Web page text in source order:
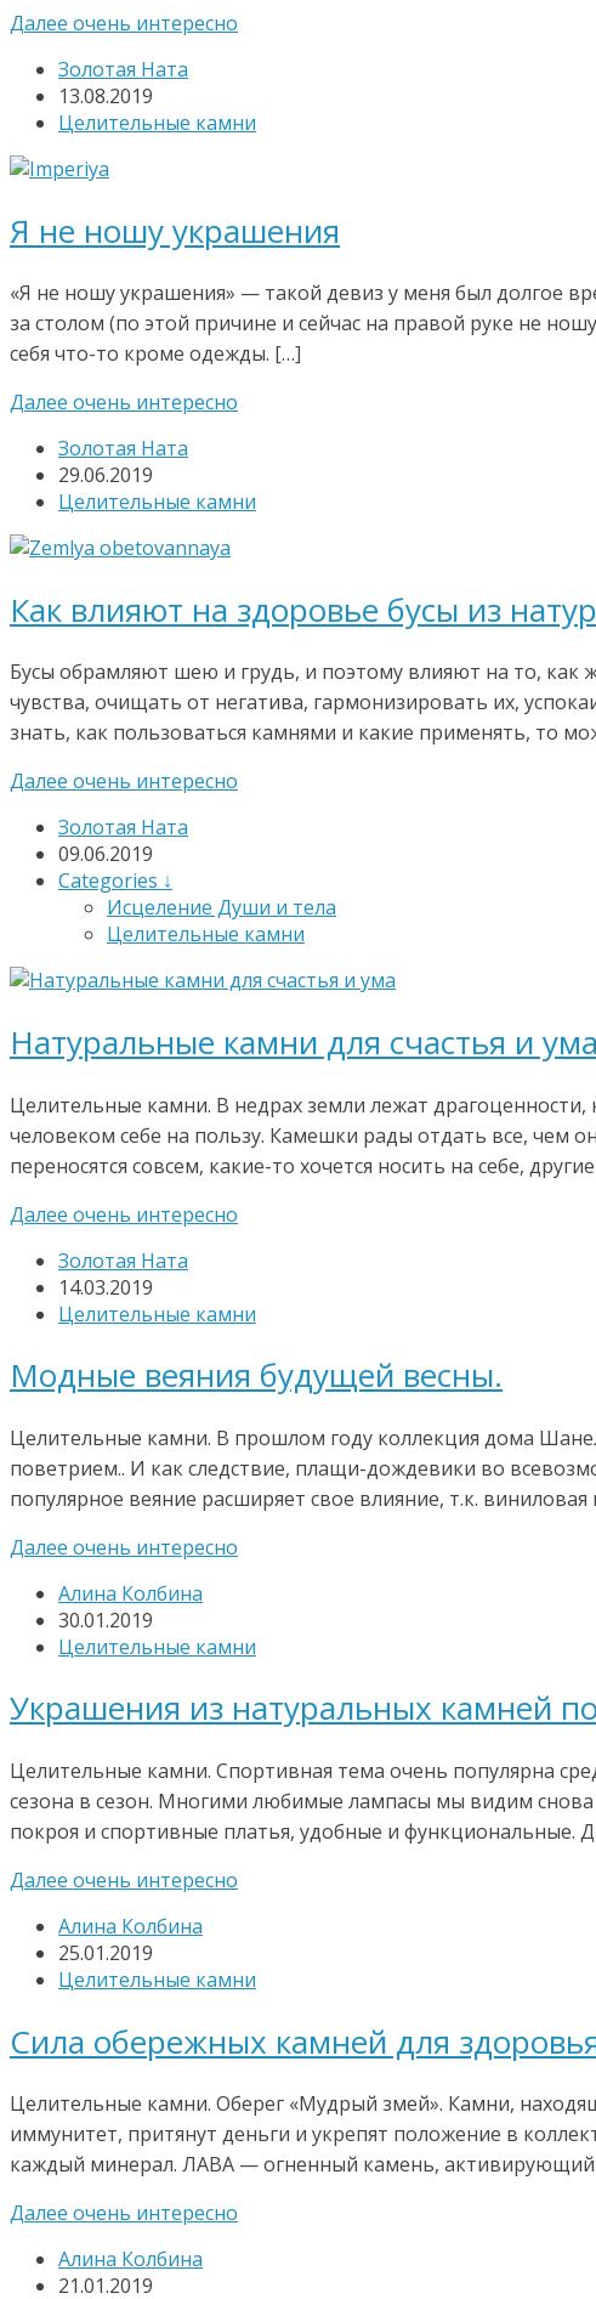
Далее очень интересно
Золотая Ната
13.08.2019
Целительные камни
Я не ношу украшения
«Я не ношу украшения» — такой девиз у меня был долгое
за столом (по этой причине и сейчас на правой руке не
себя что-то кроме одежды. […]
Далее очень интересно
Золотая Ната
29.06.2019
Целительные камни
Как влияют на здоровье бусы из
Бусы обрамляют шею и грудь, и поэтому влияют на то,
чувства, очищать от негатива, гармонизировать их,
знать, как пользоваться камнями и какие применять, то
Далее очень интересно
Золотая Ната
09.06.2019
Categories ↓
Исцеление Души и тела
Целительные камни
Натуральные камни для счастья и
Целительные камни. В недрах земли лежат
человеком себе на пользу. Камешки рады отдать все, чем
переносятся совсем, какие-то хочется носить на себе,
Далее очень интересно
Золотая Ната
14.03.2019
Целительные камни
Модные веяния будущей весны.
Целительные камни. В прошлом году коллекция дома
поветрием.. И как следствие, плащи-дождевики во
популярное веяние расширяет свое влияние, т.к.
Далее очень интересно
Алина Колбина
30.01.2019
Целительные камни
Украшения из натуральных камней
Целительные камни. Спортивная тема очень популярна
сезона в сезон. Многими любимые лампасы мы видим
покроя и спортивные платья, удобные и
Далее очень интересно
Алина Колбина
25.01.2019
Целительные камни
Сила обережных камней для
Целительные камни. Оберег «Мудрый змей». Камни,
иммунитет, притянут деньги и укрепят положение в
каждый минерал. ЛАВА — огненный камень, активирующий
Далее очень интересно
Алина Колбина
21.01.2019